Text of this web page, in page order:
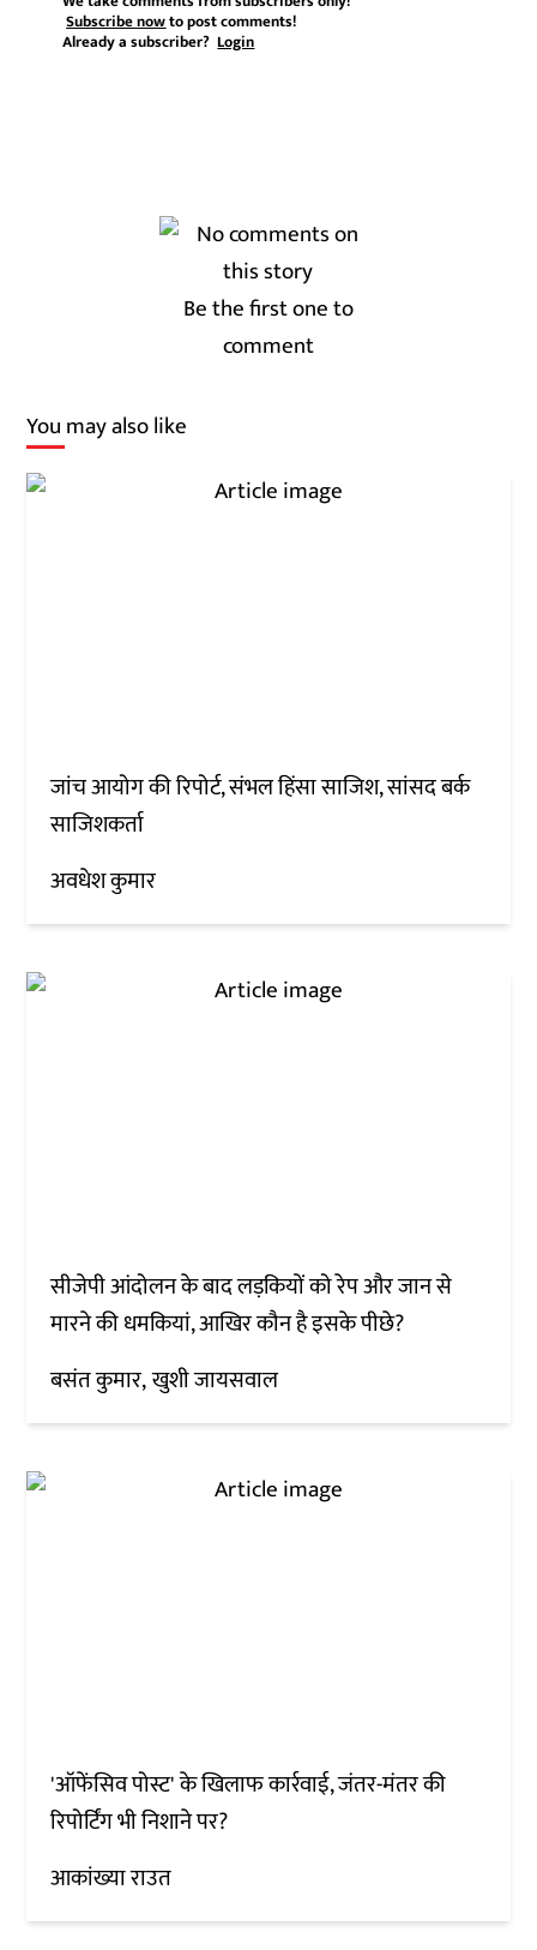
Subscribe nowto post comments!
Already a subscriber?Login
Be the first one to
comment
You may also like
जांच आयोग की रिपोर्ट, संभल हिंसा साजिश, सांसद बर्क
साजिशकर्ता
अवधेश कुमार
सीजेपी आंदोलन के बाद लड़कियों को रेप और जान से
मारने की धमकियां, आखिर कौन है इसके पीछे?
बसंत कुमार खुशी जायसवाल
'ऑफेंसिव पोस्ट' के खिलाफ कार्रवाई, जंतर-मंतर की
रिपोर्टिंग भी निशाने पर?
आकांख्या राउत